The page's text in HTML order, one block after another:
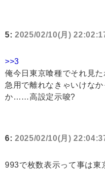
5: 2025/02/10(月)
>>3
俺今日東京喰種でそれ見た
急用で離れなきゃいけな
か……高設定示唆?
6: 2025/02/10(月)
993で枚数表示って事は東